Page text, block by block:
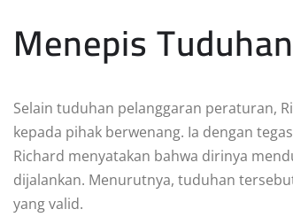
Menepis
Selain tuduhan pelanggaran peraturan,
kepada pihak berwenang. Ia dengan
Richard menyatakan bahwa dirinya
dijalankan. Menurutnya, tuduhan
yang valid.